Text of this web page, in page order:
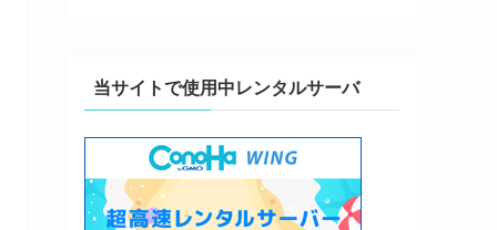
当サイトで使用中レンタルサーバ